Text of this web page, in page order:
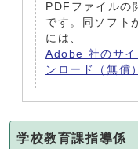
PDFファイル
です。同ソフト
には、
Adobe 社のサ
ンロード（無償
学校教育課指導係